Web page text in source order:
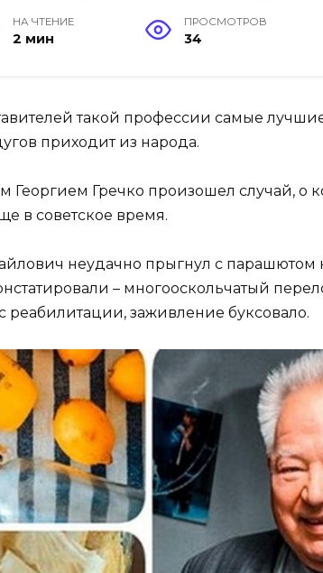
НА ЧТЕНИЕ
2 мин
ПРОСМОТРОВ
34
такой профессии самые
приходит из народа.
Гречко произошел случай, о
в советское время.
неудачно прыгнул с парашютом
– многооскольчатый
реабилитации, заживление буксовало.